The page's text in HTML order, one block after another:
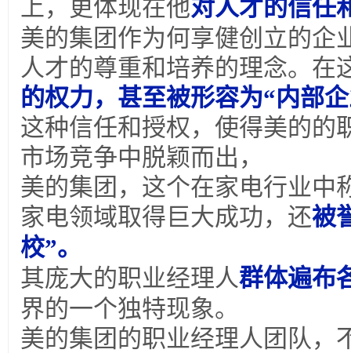
上，更体现在他对人才的信任
美的集团作为何享健创立的企
人才的尊重和培养的理念。在
的权力，甚至被形容为“内部
这种信任和授权，使得美的的
市场竞争中脱颖而出，
美的集团，这个在家电行业中
家电领域取得巨大成功，还被
校”。
其庞大的职业经理人群体遍布
界的一个独特现象。
美的集团的职业经理人团队，